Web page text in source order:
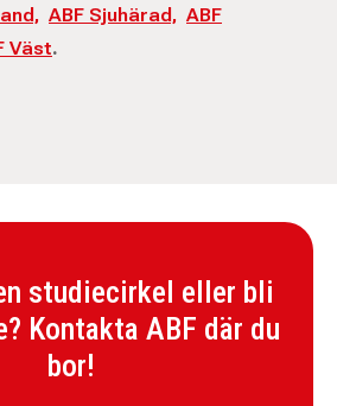
ABF Sjuhärad, ABF
Väst.
studiecirkel eller bli
Kontakta ABF där du
bor!